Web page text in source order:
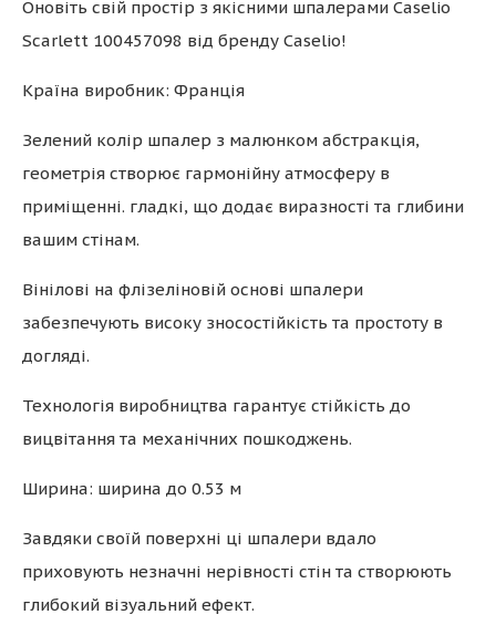
Оновіть свій простір з якісними шпалерами Caselio
Scarlett 100457098 від бренду Caselio!
Країна виробник: Франція
Зелений колір шпалер з малюнком абстракція,
геометрія створює гармонійну атмосферу в
приміщенні. гладкі, що додає виразності та глибини
вашим стінам.
Вінілові на флізеліновій основі шпалери
забезпечують високу зносостійкість та простоту в
догляді.
Технологія виробництва гарантує стійкість до
вицвітання та механічних пошкоджень.
Ширина: ширина до 0.53 м
Завдяки своїй поверхні ці шпалери вдало
приховують незначні нерівності стін та створюють
глибокий візуальний ефект.